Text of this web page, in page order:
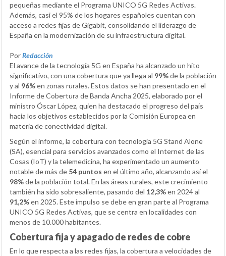
pequeñas mediante el Programa UNICO 5G Redes Activas.
Además, casi el 95% de los hogares españoles cuentan con
acceso a redes fijas de Gigabit, consolidando el liderazgo de
España en la modernización de su infraestructura digital.
PorRedacción
El avance de la tecnología 5G en España ha alcanzado un hito
significativo, con una cobertura que ya llega al 99%de la población
y al 96%en zonas rurales. Estos datos se han presentado en el
Informe de Cobertura de Banda Ancha 2025, elaborado por el
ministro Óscar López, quien ha destacado el progreso del país
hacia los objetivos establecidos por la Comisión Europea en
materia de conectividad digital.
Según el informe, la cobertura con tecnología 5G Stand Alone
(SA), esencial para servicios avanzados como el Internet de las
Cosas (IoT) y la telemedicina, ha experimentado un aumento
notable de más de 54 puntos en el último año, alcanzando así el
98%de la población total. En las áreas rurales, este crecimiento
también ha sido sobresaliente, pasando del 12,3%en 2024 al
91,2%en 2025. Este impulso se debe en gran parte al Programa
UNICO 5G Redes Activas, que se centra en localidades con
menos de 10.000 habitantes.
Cobertura fija y apagado de redes de cobre
En lo que respecta a las redes fijas, la cobertura a velocidades de